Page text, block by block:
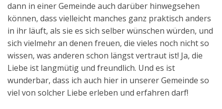
dann in einer Gemeinde auch darüber hinwegsehen
können, dass vielleicht manches ganz praktisch anders
in ihr läuft, als sie es sich selber wünschen würden, und
sich vielmehr an denen freuen, die vieles noch nicht so
wissen, was anderen schon längst vertraut ist! Ja, die
Liebe ist langmütig und freundlich. Und es ist
wunderbar, dass ich auch hier in unserer Gemeinde so
viel von solcher Liebe erleben und erfahren darf!